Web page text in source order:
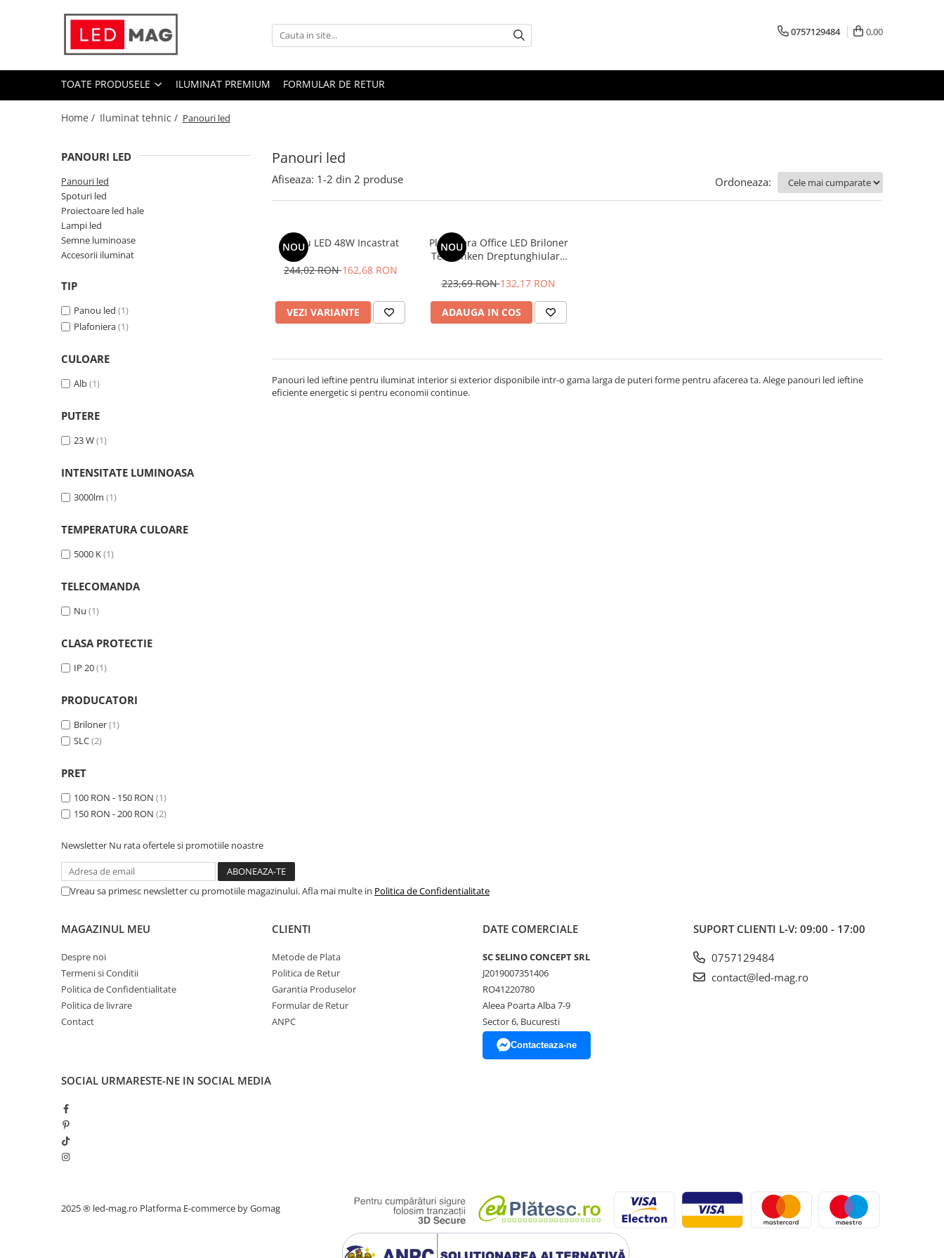
Toate Produsele
Lustre LED
Spoturi Led
Aplice Baie
Aplice perete
Accesorii iluminat
Becuri LED
Lustre suspendate
Pendul industrial
Sina Magnetica Slim
Iluminat exterior
Proiectoare led
Aplice exterior
Panouri led
Spoturi led
Accesorii iluminat
In functie de destinatie
Iluminat dormitor
Iluminat bucatarie
Iluminat hol
Iluminat terasa si curte
Iluminat birou
Iluminat spatiu comercial
Iluminat hala industriala
Iluminat stradal
0757129484 0,00
TOATE PRODUSELE ILUMINAT PREMIUM FORMULAR DE RETUR
Home / Iluminat tehnic / Panouri led
Panouri led
PANOURI LED
Panouri led
Spoturi led
Proiectoare led hale
Lampi led
Semne luminoase
Accesorii iluminat
TIP
Panou led (1)
Plafoniera(1)
CULOARE
Alb(1)
PUTERE
23 W(1)
INTENSITATE LUMINOASA
3000lm (1)
TEMPERATURA CULOARE
5000 K(1)
TELECOMANDA
Nu (1)
CLASA PROTECTIE
IP 20(1)
PRODUCATORI
Briloner(1)
SLC(2)
PRET
100 RON - 150 RON (1)
150 RON - 200 RON (2)
Afiseaza: 1-2 din 2 produse Ordoneaza:
NOU
Panou LED 48W Incastrat
244,02 RON162,68 RON
VEZI VARIANTE
NOU
Plafoniera Office LED Briloner
Telefunken Dreptunghiulara
Lumina Neutra
223,69 RON132,17 RON
ADAUGA IN COS
Panouri led ieftine pentru iluminat interior si exterior disponibile intr-o gama larga de puteri forme pentru afacerea ta. Alege panouri led ieftine
eficiente energetic si pentru economii continue.
Newsletter Nu rata ofertele si promotiile noastre
Vreau sa primesc newsletter cu promotiile magazinului. Afla mai multe in Politica de Confidentialitate
MAGAZINUL MEU
Despre noi
Termeni si Conditii
Politica de Confidentialitate
Politica de livrare
Contact
CLIENTI
Metode de Plata
Politica de Retur
Garantia Produselor
Formular de Retur
ANPC
DATE COMERCIALE
SC SELINO CONCEPT SRL
J2019007351406
RO41220780
Aleea Poarta Alba 7-9
Sector 6, Bucuresti
Contacteaza-ne
SUPORT CLIENTI L-V: 09:00 - 17:00
0757129484
contact@led-mag.ro
SOCIAL URMARESTE-NE IN SOCIAL MEDIA
2025 ® led-mag.ro Platforma E-commerce by Gomag